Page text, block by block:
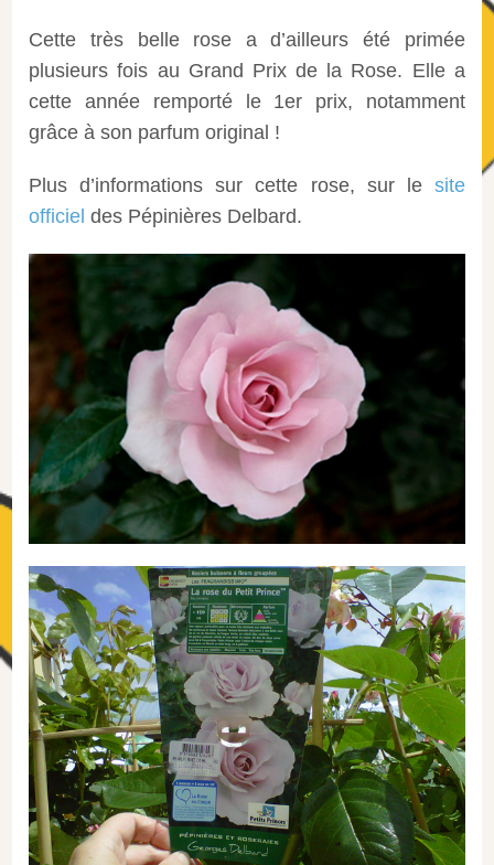
Cette très belle rose a d’ailleurs été primée
plusieurs fois au Grand Prix de la Rose. Elle a
cette année remporté le 1er prix, notamment
grâce à son parfum original !
Plus d’informations sur cette rose, sur le site
officiel des Pépinières Delbard.